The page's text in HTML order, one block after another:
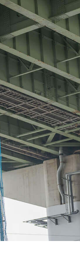
グループ
個人情報保